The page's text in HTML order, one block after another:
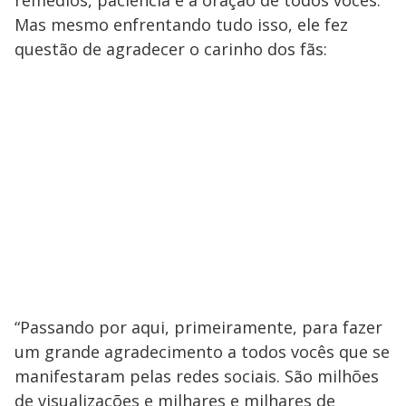
Mas mesmo enfrentando tudo isso, ele fez
questão de agradecer o carinho dos fãs:
“Passando por aqui, primeiramente, para fazer
um grande agradecimento a todos vocês que se
manifestaram pelas redes sociais. São milhões
de visualizações e milhares e milhares de